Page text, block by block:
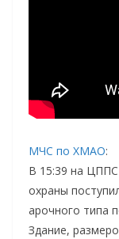
МЧС по ХМАО:
В 15:39 на ЦППС
охраны
арочного типа
Здание,